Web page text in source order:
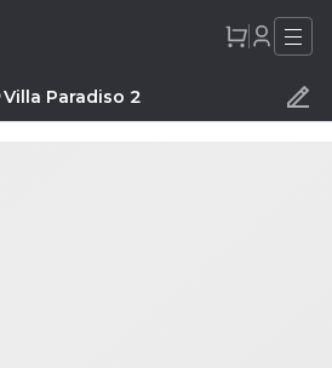
Villa Paradiso 2